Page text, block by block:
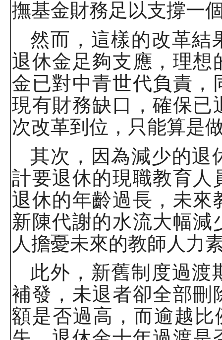
撫基金財務足以支撐一
然而，這樣的改革結
退休金足夠支應，理想
金已對中青世代負責，
現有財務缺口，確保已
次改革到位，只能算是
其次，因為減少的退
計要退休的現職教育人
退休的年齡過長，未來
新陳代謝的水流大幅
人擔憂未來的教師人力
此外，新舊制度過渡
補發，未退者卻全部刪
額是否過高，而逾越比